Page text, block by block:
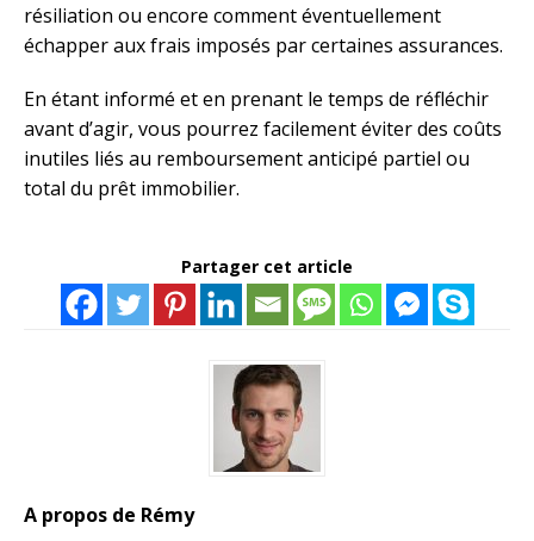
résiliation ou encore comment éventuellement
échapper aux frais imposés par certaines assurances.
En étant informé et en prenant le temps de réfléchir
avant d’agir, vous pourrez facilement éviter des coûts
inutiles liés au remboursement anticipé partiel ou
total du prêt immobilier.
Partager cet article
A propos de Rémy